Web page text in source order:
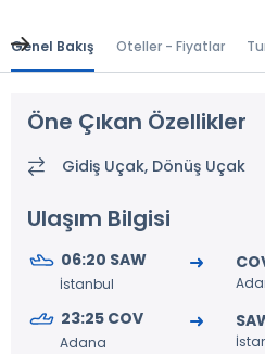
Genel Bakış Oteller - Fiyatlar
Öne Çıkan Özellikler
Gidiş Uçak, Dönüş Uçak
Ulaşım Bilgisi
06:20 SAW
İstanbul
23:25 COV
Adana